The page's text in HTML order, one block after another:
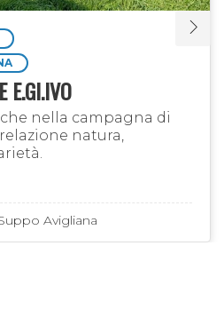
E.GI.IVO
nella campagna di
natura,
dei Suppo Avigliana